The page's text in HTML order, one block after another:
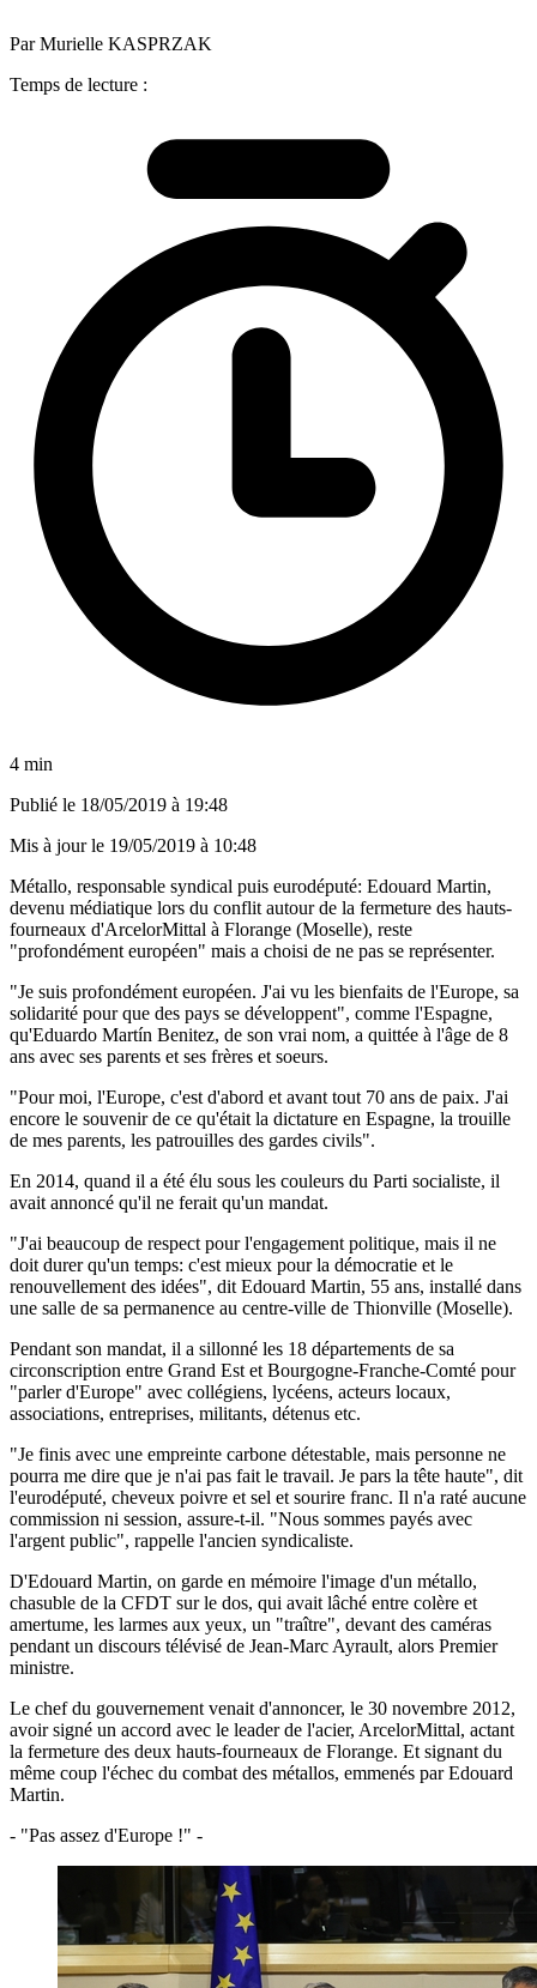
Par Murielle KASPRZAK
Temps de lecture :
4 min
Publié le 18/05/2019 à 19:48
Mis à jour le 19/05/2019 à 10:48
Métallo, responsable syndical puis eurodéputé: Edouard Martin,
devenu médiatique lors du conflit autour de la fermeture des hauts-
fourneaux d'ArcelorMittal à Florange (Moselle), reste
"profondément européen" mais a choisi de ne pas se représenter.
"Je suis profondément européen. J'ai vu les bienfaits de l'Europe, sa
solidarité pour que des pays se développent", comme l'Espagne,
qu'Eduardo Martín Benitez, de son vrai nom, a quittée à l'âge de 8
ans avec ses parents et ses frères et soeurs.
"Pour moi, l'Europe, c'est d'abord et avant tout 70 ans de paix. J'ai
encore le souvenir de ce qu'était la dictature en Espagne, la trouille
de mes parents, les patrouilles des gardes civils".
En 2014, quand il a été élu sous les couleurs du Parti socialiste, il
avait annoncé qu'il ne ferait qu'un mandat.
"J'ai beaucoup de respect pour l'engagement politique, mais il ne
doit durer qu'un temps: c'est mieux pour la démocratie et le
renouvellement des idées", dit Edouard Martin, 55 ans, installé dans
une salle de sa permanence au centre-ville de Thionville (Moselle).
Pendant son mandat, il a sillonné les 18 départements de sa
circonscription entre Grand Est et Bourgogne-Franche-Comté pour
"parler d'Europe" avec collégiens, lycéens, acteurs locaux,
associations, entreprises, militants, détenus etc.
"Je finis avec une empreinte carbone détestable, mais personne ne
pourra me dire que je n'ai pas fait le travail. Je pars la tête haute", dit
l'eurodéputé, cheveux poivre et sel et sourire franc. Il n'a raté aucune
commission ni session, assure-t-il. "Nous sommes payés avec
l'argent public", rappelle l'ancien syndicaliste.
D'Edouard Martin, on garde en mémoire l'image d'un métallo,
chasuble de la CFDT sur le dos, qui avait lâché entre colère et
amertume, les larmes aux yeux, un "traître", devant des caméras
pendant un discours télévisé de Jean-Marc Ayrault, alors Premier
ministre.
Le chef du gouvernement venait d'annoncer, le 30 novembre 2012,
avoir signé un accord avec le leader de l'acier, ArcelorMittal, actant
la fermeture des deux hauts-fourneaux de Florange. Et signant du
même coup l'échec du combat des métallos, emmenés par Edouard
Martin.
- "Pas assez d'Europe !" -